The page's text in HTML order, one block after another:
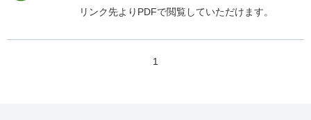
リンク先よりPDFで閲覧していただけます。
1